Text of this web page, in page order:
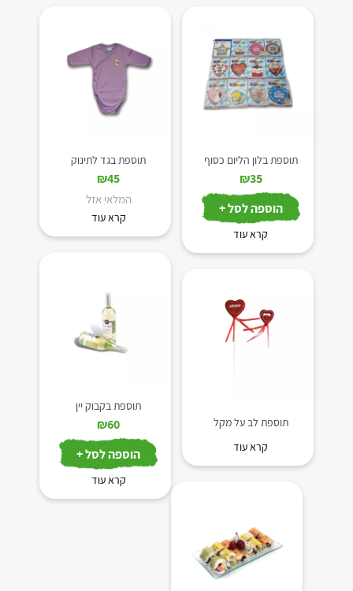
תוספת בגד לתינוק
₪45
המלאי אזל
קרא עוד
תוספת בלון הליום כסוף
₪35
הוספה לסל +
קרא עוד
תוספת בקבוק יין
₪60
הוספה לסל +
קרא עוד
תוספת לב על מקל
קרא עוד